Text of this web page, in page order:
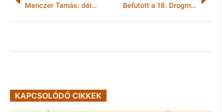
Menczer Tamás: dél-koreai köszönetek a magyar hatóságoknak és embereknek Befutott a 18. Drogmentes Magyarországért Maraton csapata
KAPCSOLÓDÓ CIKKEK